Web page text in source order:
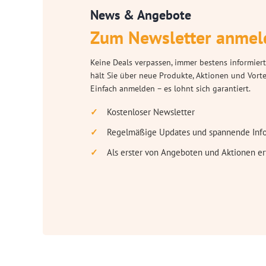
News & Angebote
Zum Newsletter
Keine Deals verpassen, immer bestens
hält Sie über neue Produkte, Aktionen und
Einfach anmelden – es lohnt sich garantiert.
Kostenloser Newsletter
Regelmäßige Updates und spannende
Als erster von Angeboten und Aktionen